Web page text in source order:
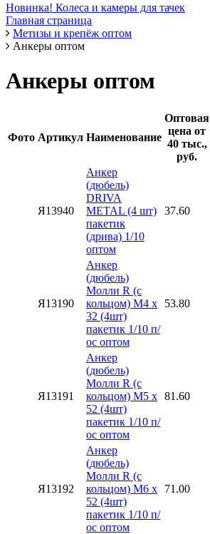
Новинка! Колеса и камеры для тачек
Главная страница
Метизы и крепёж оптом
Анкеры оптом
Анкеры оптом
Фото Артикул Наименование
Оптовая
цена от
40 тыс.,
руб.
Я13940
Анкер
(дюбель)
DRIVA
METAL (4 шт)
пакетик
(дрива) 1/10
оптом
37.60
Я13190
Анкер
(дюбель)
Молли R (с
кольцом) М4 х
32 (4шт)
пакетик 1/10 п/
ос оптом
53.80
Я13191
Анкер
(дюбель)
Молли R (с
кольцом) М5 х
52 (4шт)
пакетик 1/10 п/
ос оптом
81.60
Я13192
Анкер
(дюбель)
Молли R (с
кольцом) М6 х
52 (4шт)
пакетик 1/10 п/
ос оптом
71.00